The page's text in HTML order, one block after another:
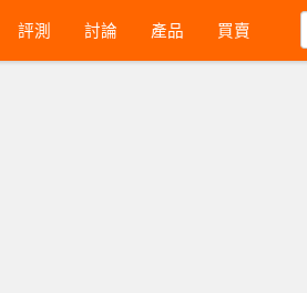
評測 討論 產品 買賣